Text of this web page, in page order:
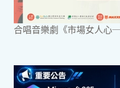
合唱音樂劇《市場女人心